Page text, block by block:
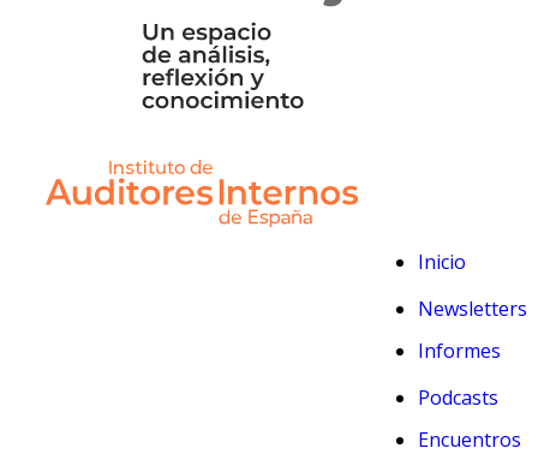
Inicio
Newsletters
Informes
Podcasts
Encuentros